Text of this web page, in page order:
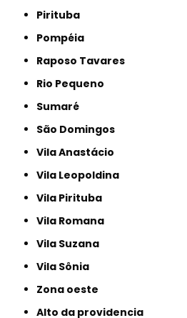
Pirituba
Pompéia
Raposo Tavares
Rio Pequeno
Sumaré
São Domingos
Vila Anastácio
Vila Leopoldina
Vila Pirituba
Vila Romana
Vila Suzana
Vila Sônia
Zona oeste
alto da providencia